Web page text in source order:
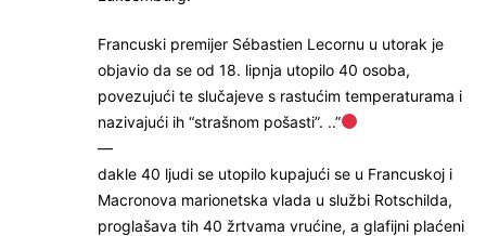
Francuski premijer Sébastien Lecornu u utorak je
objavio da se od 18. lipnja utopilo 40 osoba,
povezujući te slučajeve s rastućim temperaturama i
nazivajući ih “strašnom pošasti”. ..”
—
dakle 40 ljudi se utopilo kupajući se u Francuskoj i
Macronova marionetska vlada u službi Rotschilda,
proglašava tih 40 žrtvama vrućine, a glafijni plaćeni